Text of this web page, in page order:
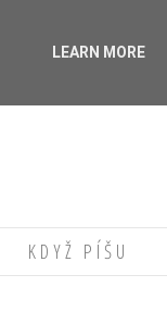
KDYŽ PÍŠU
LEARN MORE